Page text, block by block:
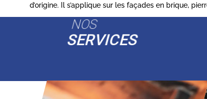
d’origine. Il s’applique sur les façades en brique,
NOS
SERVICES